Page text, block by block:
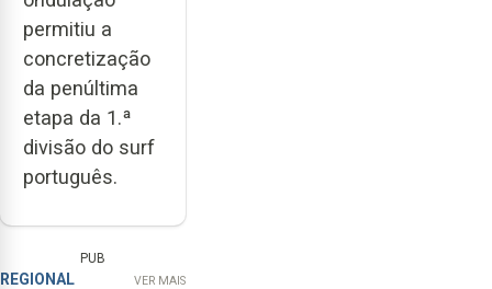
permitiu a
concretização
da penúltima
etapa da 1.ª
divisão do surf
português.
PUB
REGIONAL VER MAIS